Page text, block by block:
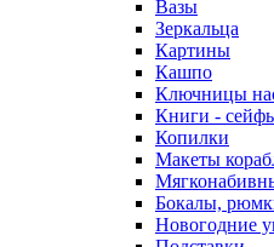
Вазы
Зеркальца
Картины
Кашпо
Ключницы
Книги -
Копилки
Макеты
Бокалы,
Новогодние